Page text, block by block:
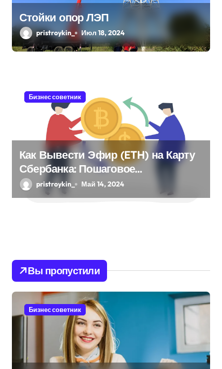
Стойки опор ЛЭП
pristroykin_ Июл 18, 2024
Бизнес советник
Как Вывести Эфир (ETH) на Карту
Сбербанка: Пошаговое
Руководство
pristroykin_ Май 14, 2024
Вы пропустили
Бизнес советник